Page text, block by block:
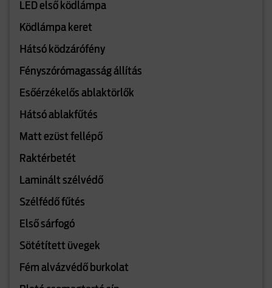
LED első ködlámpa
Ködlámpa keret
Hátsó ködzárófény
Fényszórómagasság állítás
Esőérzékelős ablaktörlők
Hátsó ablakfűtés
Matt ezüst fellépő
Raktérbetét
Laminált szélvédő
Szélfédő fűtés
Első sárfogó
Sötétített üvegek
Fém alvázvédő burkolat